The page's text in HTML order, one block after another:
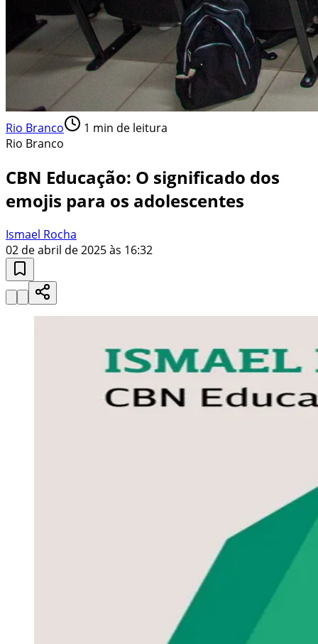
Rio Branco 1 min de leitura
Rio Branco
CBN Educação: O significado dos
emojis para os adolescentes
Ismael Rocha
02 de abril de 2025 às 16:32